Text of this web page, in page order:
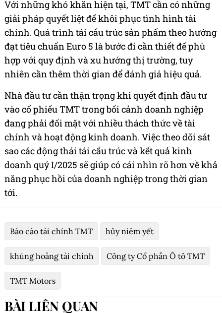
Với những khó khăn hiện tại, TMT cần có những
giải pháp quyết liệt để khôi phục tình hình tài
chính. Quá trình tái cấu trúc sản phẩm theo hướng
đạt tiêu chuẩn Euro 5 là bước đi cần thiết để phù
hợp với quy định và xu hướng thị trường, tuy
nhiên cần thêm thời gian để đánh giá hiệu quả.
Nhà đầu tư cần thận trọng khi quyết định đầu tư
vào cổ phiếu TMT trong bối cảnh doanh nghiệp
đang phải đối mặt với nhiều thách thức về tài
chính và hoạt động kinh doanh. Việc theo dõi sát
sao các động thái tái cấu trúc và kết quả kinh
doanh quý I/2025 sẽ giúp có cái nhìn rõ hơn về khả
năng phục hồi của doanh nghiệp trong thời gian
tới.
Báo cáo tài chính TMT hủy niêm yết
khủng hoảng tài chính Công ty Cổ phần Ô tô TMT
TMT Motors
BÀI LIÊN QUAN